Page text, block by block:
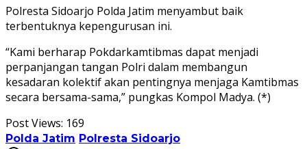
Polresta Sidoarjo Polda Jatim menyambut baik
terbentuknya kepengurusan ini.
“Kami berharap Pokdarkamtibmas dapat menjadi
perpanjangan tangan Polri dalam membangun
kesadaran kolektif akan pentingnya menjaga Kamtibmas
secara bersama-sama,” pungkas Kompol Madya. (*)
Post Views: 169
Polda Jatim Polresta Sidoarjo